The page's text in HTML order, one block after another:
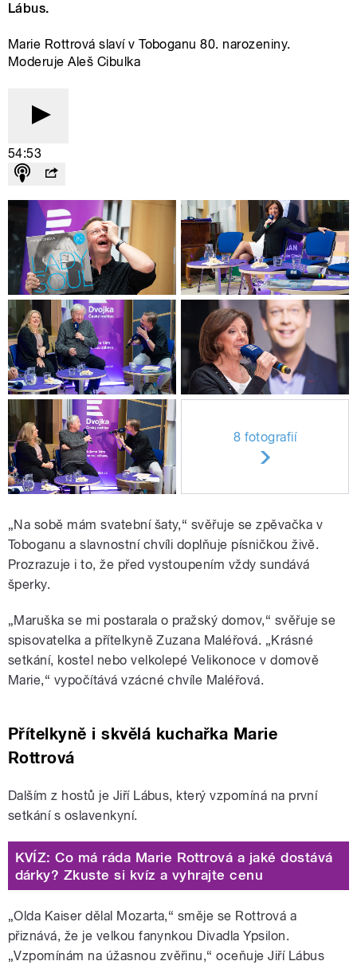
Lábus.
Marie Rottrová slaví v Toboganu 80. narozeniny.
Moderuje Aleš Cibulka
54:53
8 fotografií
„Na sobě mám svatební šaty,“ svěřuje se zpěvačka v
Toboganu a slavnostní chvíli doplňuje písničkou živě.
Prozrazuje i to, že před vystoupením vždy sundává
šperky.
„Maruška se mi postarala o pražský domov,“ svěřuje se
spisovatelka a přítelkyně Zuzana Maléřová. „Krásné
setkání, kostel nebo velkolepé Velikonoce v domově
Marie,“ vypočítává vzácné chvíle Maléřová.
Přítelkyně i skvělá kuchařka Marie
Rottrová
Dalším z hostů je Jiří Lábus, který vzpomíná na první
setkání s oslavenkyní.
KVÍZ: Co má ráda Marie Rottrová a jaké dostává
dárky? Zkuste si kvíz a vyhrajte cenu
„Olda Kaiser dělal Mozarta,“ směje se Rottrová a
přiznává, že je velkou fanynkou Divadla Ypsilon.
„Vzpomínám na úžasnou zvěřinu,“ oceňuje Jiří Lábus